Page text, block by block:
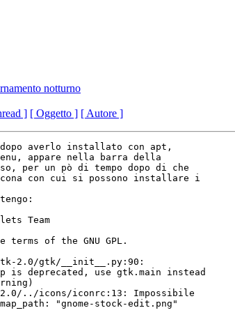
notturno
] [ Oggetto ] [ Autore ]
dopo averlo installato con apt,
appare nella barra della
per un pò di tempo dopo di che
con cui si possono installare i
Team
of the GNU GPL.
2.0/gtk/__init__.py:90:
is deprecated, use gtk.main instead
2.0/../icons/iconrc:13: Impossibile
"gnome-stock-edit.png"